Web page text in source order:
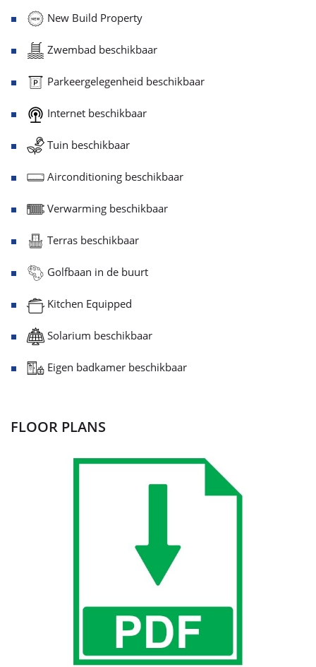
New Build Property
Zwembad beschikbaar
Parkeergelegenheid beschikbaar
Internet beschikbaar
Tuin beschikbaar
Airconditioning beschikbaar
Verwarming beschikbaar
Terras beschikbaar
Golfbaan in de buurt
Kitchen Equipped
Solarium beschikbaar
Eigen badkamer beschikbaar
FLOOR PLANS